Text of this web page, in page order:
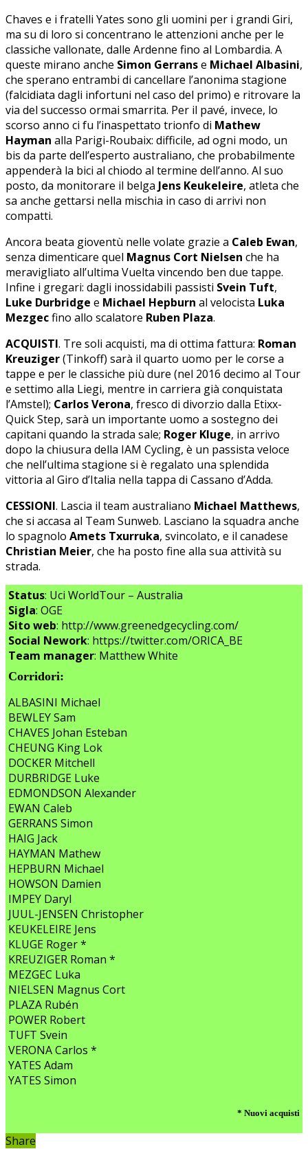
Chaves e i fratelli Yates sono gli uomini per i grandi Giri,
ma su di loro si concentrano le attenzioni anche per le
classiche vallonate, dalle Ardenne fino al Lombardia. A
queste mirano anche Simon Gerranse Michael Albasini,
che sperano entrambi di cancellare l’anonima stagione
(falcidiata dagli infortuni nel caso del primo) e ritrovare la
via del successo ormai smarrita. Per il pavé, invece, lo
scorso anno ci fu l’inaspettato trionfo di Mathew
Hayman alla Parigi-Roubaix: difficile, ad ogni modo, un
bis da parte dell’esperto australiano, che probabilmente
appenderà la bici al chiodo al termine dell’anno. Al suo
posto, da monitorare il belga Jens Keukeleire, atleta che
sa anche gettarsi nella mischia in caso di arrivi non
compatti.
Ancora beata gioventù nelle volate grazie a Caleb Ewan,
senza dimenticare quel Magnus Cort Nielsen che ha
meravigliato all’ultima Vuelta vincendo ben due tappe.
Infine i gregari: dagli inossidabili passisti Svein Tuft,
Luke Durbridge e Michael Hepburn al velocista Luka
Mezgecfino allo scalatore Ruben Plaza.
ACQUISTI. Tre soli acquisti, ma di ottima fattura: Roman
Kreuziger(Tinkoff) sarà il quarto uomo per le corse a
tappe e per le classiche più dure (nel 2016 decimo al Tour
e settimo alla Liegi, mentre in carriera già conquistata
l’Amstel); Carlos Verona, fresco di divorzio dalla Etixx-
Quick Step, sarà un importante uomo a sostegno dei
capitani quando la strada sale; Roger Kluge, in arrivo
dopo la chiusura della IAM Cycling, è un passista veloce
che nell’ultima stagione si è regalato una splendida
vittoria al Giro d’Italia nella tappa di Cassano d’Adda.
CESSIONI. Lascia il team australiano Michael Matthews,
che si accasa al Team Sunweb. Lasciano la squadra anche
lo spagnolo Amets Txurruka, svincolato, e il canadese
Christian Meier, che ha posto fine alla sua attività su
strada.
Status: Uci WorldTour – Australia
Sigla: OGE
Sito web: http://www.greenedgecycling.com/
Social Nework: https://twitter.com/ORICA_BE
Team manager: Matthew White
Corridori:
ALBASINI Michael
BEWLEY Sam
CHAVES Johan Esteban
CHEUNG King Lok
DOCKER Mitchell
DURBRIDGE Luke
EDMONDSON Alexander
EWAN Caleb
GERRANS Simon
HAIG Jack
HAYMAN Mathew
HEPBURN Michael
HOWSON Damien
IMPEY Daryl
JUUL-JENSEN Christopher
KEUKELEIRE Jens
KLUGE Roger *
KREUZIGER Roman *
MEZGEC Luka
NIELSEN Magnus Cort
PLAZA Rubén
POWER Robert
TUFT Svein
VERONA Carlos *
YATES Adam
YATES Simon
* Nuovi acquisti
Share